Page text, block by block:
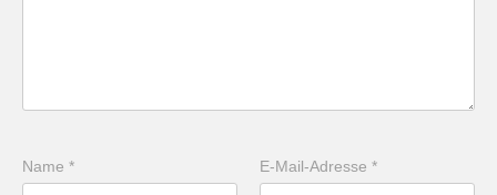
Name * E-Mail-Adresse*